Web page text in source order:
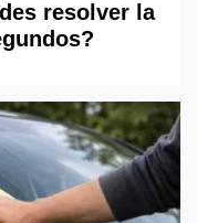
resolver la